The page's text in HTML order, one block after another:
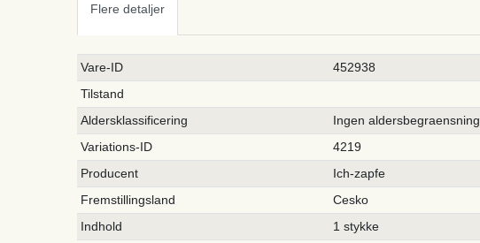
Flere detaljer
Ceres::Template.singleItemTechnicalDataAttribute
Ceres::Template.singleItemTechnicalDataValue
Vare-ID
452938
Tilstand
Aldersklassificering
Ingen aldersbegraensning
Variations-ID
4219
Producent
Ich-zapfe
Fremstillingsland
Cesko
Indhold
1 stykke